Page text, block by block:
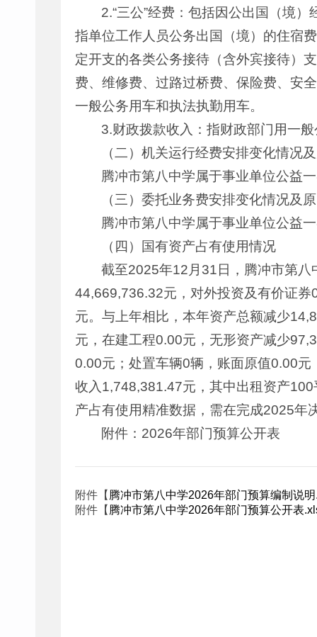
2.“三公”经费：包括因公出国（境
指单位工作人员公务出国（境）的住宿
定开支的各类公务接待（含外宾接待）
费、维修费、过路过桥费、保险费、安
一般公务用车和执法执勤用车。
3.财政拨款收入：指财政部门用一
（二）机关运行经费安排变化情况
腾冲市第八中学属于事业单位公益
（三）委托业务费安排变化情况及
腾冲市第八中学属于事业单位公益
（四）国有资产占有使用情况
截至2025年12月31日，腾冲市第
44,669,736.32元，对外投资及有价证
元。与上年相比，本年资产总额减少
元，在建工程0.00元，无形资产减少
0.00元；处置车辆0辆，账面原值0.00
收入1,748,381.47元，其中出租资产
产占有使用精准数据，需在完成2025年
附件：2026年部门预算公开表
附件【 腾冲市第八中学2026年部门预算编制说
附件【 腾冲市第八中学2026年部门预算公开表